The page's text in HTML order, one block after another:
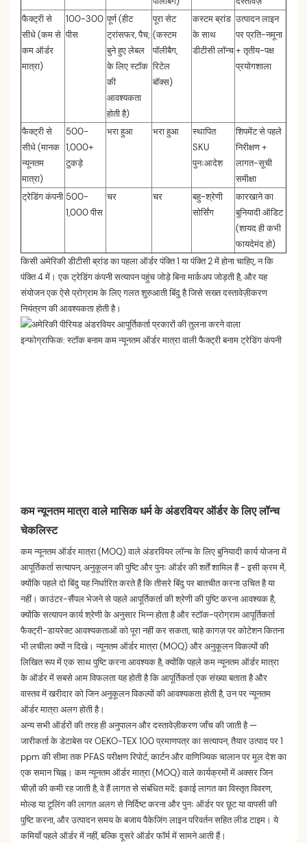
फैक्ट्री से
सीधे (कम से
कम ऑर्डर
मात्रा)
100-300
पीस
पूर्ण (हीट
ट्रांसफर, पैच;
बुने हुए लेबल
के लिए स्टॉक
की
आवश्यकता
होती है)
पूरा सेट
(कस्टम
पॉलीबैग,
रिटेल
बॉक्स)
कस्टम ब्रांड
के साथ
डीटीसी लॉन्च
उत्पादन लाइन
पर प्रति-नमूना
+ तृतीय-पक्ष
प्रयोगशाला
फैक्ट्री से
सीधे (मानक
न्यूनतम
मात्रा)
500-
1,000+
टुकड़े
भरा हुआ भरा हुआ
स्थापित
SKU
पुनःआदेश
शिपमेंट से पहले
निरीक्षण +
लागत-सूची
समीक्षा
ट्रेडिंग कंपनी 500-
1,000 पीस
चर चर
बहु-श्रेणी
सोर्सिंग
कारखाने का
बुनियादी ऑडिट
(शायद ही कभी
फायदेमंद हो)
किसी अमेरिकी डीटीसी ब्रांड का पहला ऑर्डर पंक्ति 1 या पंक्ति 2 में होना चाहिए, न कि
पंक्ति 4 में। एक ट्रेडिंग कंपनी सत्यापन पहुंच जोड़े बिना मार्कअप जोड़ती है, और यह
संयोजन एक ऐसे प्रोग्राम के लिए गलत शुरुआती बिंदु है जिसे सख्त दस्तावेज़ीकरण
नियंत्रण की आवश्यकता होती है।
कम न्यूनतम मात्रा वाले मासिक धर्म के अंडरवियर ऑर्डर के लिए लॉन्च
चेकलिस्ट
कम न्यूनतम ऑर्डर मात्रा (MOQ) वाले अंडरवियर लॉन्च के लिए बुनियादी कार्य योजना में
आपूर्तिकर्ता सत्यापन, अनुकूलन की पुष्टि और पुनः ऑर्डर की शर्तें शामिल हैं - इसी क्रम में,
क्योंकि पहले दो बिंदु यह निर्धारित करते हैं कि तीसरे बिंदु पर बातचीत करना उचित है या
नहीं। काउंटर-सैंपल भेजने से पहले आपूर्तिकर्ता की श्रेणी की पुष्टि करना आवश्यक है,
क्योंकि सत्यापन कार्य श्रेणी के अनुसार भिन्न होता है और स्टॉक-प्रोग्राम आपूर्तिकर्ता
फैक्ट्री-डायरेक्ट आवश्यकताओं को पूरा नहीं कर सकता, चाहे कागज़ पर कोटेशन कितना
भी लचीला क्यों न दिखे। न्यूनतम ऑर्डर मात्रा (MOQ) और अनुकूलन विकल्पों की
लिखित रूप में एक साथ पुष्टि करना आवश्यक है, क्योंकि पहले कम न्यूनतम ऑर्डर मात्रा
के ऑर्डर में सबसे आम विफलता यह होती है कि आपूर्तिकर्ता एक संख्या बताता है और
वास्तव में खरीदार को जिन अनुकूलन विकल्पों की आवश्यकता होती है, उन पर न्यूनतम
ऑर्डर मात्रा अलग होती है।
अन्य सभी ऑर्डरों की तरह ही अनुपालन और दस्तावेज़ीकरण जाँच की जाती है —
जारीकर्ता के डेटाबेस पर OEKO-TEX 100 प्रमाणपत्र का सत्यापन, तैयार उत्पाद पर 1
ppm की सीमा तक PFAS परीक्षण रिपोर्ट, कार्टन और वाणिज्यिक चालान पर मूल देश का
एक समान चिह्न। कम न्यूनतम ऑर्डर मात्रा (MOQ) वाले कार्यक्रमों में अक्सर जिन
चीज़ों की कमी रह जाती है, वे हैं लागत से संबंधित मदें: इकाई लागत का विस्तृत विवरण,
मोल्ड या टूलिंग की लागत अलग से निर्दिष्ट करना और पुनः ऑर्डर पर छूट या वापसी की
पुष्टि करना, और उत्पादन समय के बजाय पैकेजिंग लाइन परिवर्तन सहित लीड टाइम। ये
कमियाँ पहले ऑर्डर में नहीं, बल्कि दूसरे ऑर्डर फॉर्म में सामने आती हैं।